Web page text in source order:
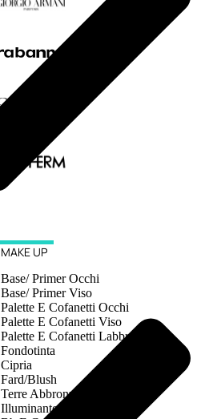
MAKE UP
Base/ Primer Occhi
Base/ Primer Viso
Palette E Cofanetti Occhi
Palette E Cofanetti Viso
Palette E Cofanetti Labbra
Fondotinta
Cipria
Fard/Blush
Terre Abbronzanti
Illuminante Viso